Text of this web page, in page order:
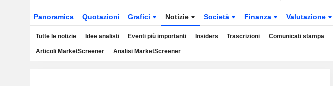
Panoramica Quotazioni Grafici Notizie Società Finanza Valutazione
Tutte le notizie Idee analisti Eventi più importanti Insiders Trascrizioni Comunicati stampa
Articoli MarketScreener Analisi MarketScreener